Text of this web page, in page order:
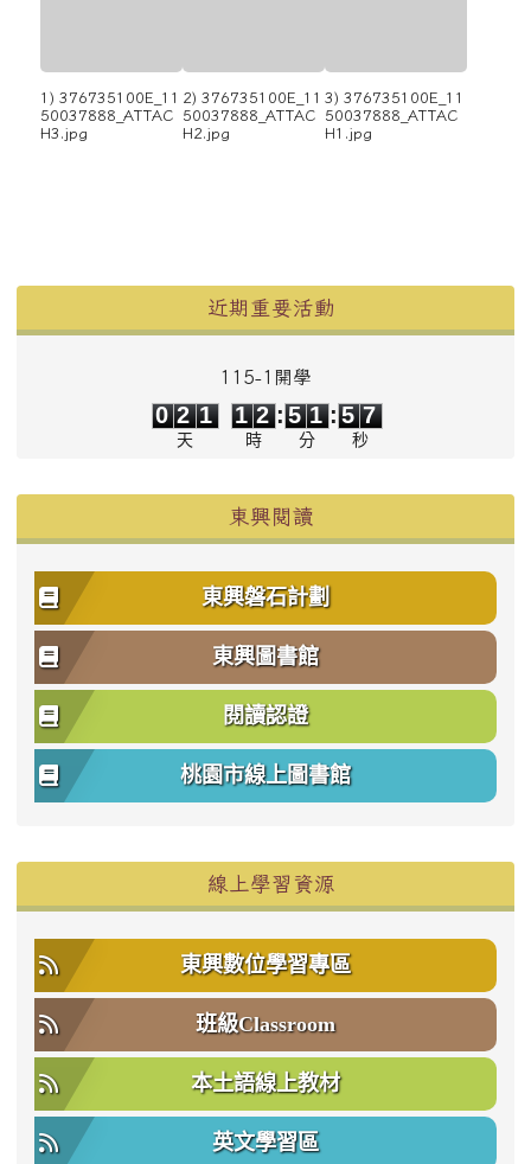
1) 376735100E_11
50037888_ATTAC
H3.jpg
2) 376735100E_11
50037888_ATTAC
H2.jpg
3) 376735100E_11
50037888_ATTAC
H1.jpg
近期重要活動
115-1開學
0 2 1
天
1
1
2
2
時
:
5
5
1
1
分
: 5 7
秒
東興閱讀
東興磐石計劃
東興圖書館
閱讀認證
桃園市線上圖書館
線上學習資源
東興數位學習專區
班級Classroom
本土語線上教材
英文學習區